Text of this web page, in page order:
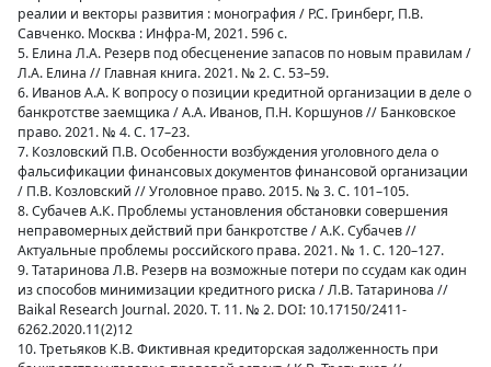
реалии и векторы развития : монография / Р.С. Гринберг, П.В.
Савченко. Москва : Инфра-М, 2021. 596 с.
5. Елина Л.А. Резерв под обесценение запасов по новым правилам /
Л.А. Елина // Главная книга. 2021. № 2. С. 53–59.
6. Иванов А.А. К вопросу о позиции кредитной организации в деле о
банкротстве заемщика / А.А. Иванов, П.Н. Коршунов // Банковское
право. 2021. № 4. С. 17–23.
7. Козловский П.В. Особенности возбуждения уголовного дела о
фальсификации финансовых документов финансовой организации
/ П.В. Козловский // Уголовное право. 2015. № 3. С. 101–105.
8. Субачев А.К. Проблемы установления обстановки совершения
неправомерных действий при банкротстве / А.К. Субачев //
Актуальные проблемы российского права. 2021. № 1. С. 120–127.
9. Татаринова Л.В. Резерв на возможные потери по ссудам как один
из способов минимизации кредитного риска / Л.В. Татаринова //
Baikal Research Journal. 2020. Т. 11. № 2. DOI: 10.17150/2411-
6262.2020.11(2)12
10. Третьяков К.В. Фиктивная кредиторская задолженность при